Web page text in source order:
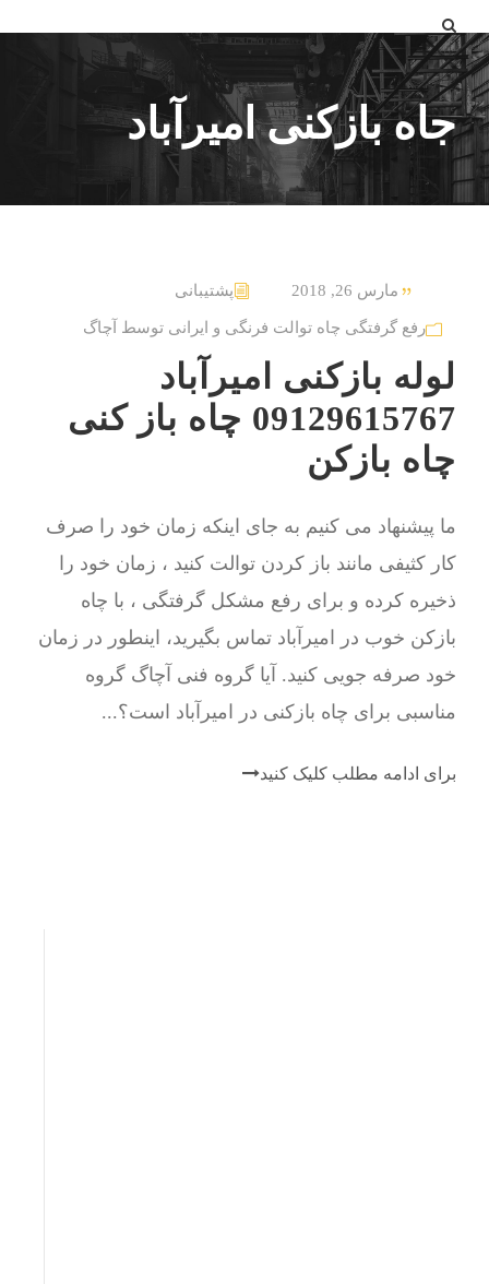
جاه بازکنی امیرآباد
مارس 26, 2018 پشتیبانی
رفع گرفتگی چاه توالت فرنگی و ایرانی توسط آچاگ
لوله بازکنی امیرآباد
09129615767 چاه باز کنی
چاه بازکن
ما پیشنهاد می کنیم به جای اینکه زمان خود را صرف
کار کثیفی مانند باز کردن توالت کنید ، زمان خود را
ذخیره کرده و برای رفع مشکل گرفتگی ، با چاه
بازکن خوب در امیرآباد تماس بگیرید، اینطور در زمان
خود صرفه جویی کنید. آیا گروه فنی آچاگ گروه
مناسبی برای چاه بازکنی در امیرآباد است؟...
برای ادامه مطلب کلیک کنید